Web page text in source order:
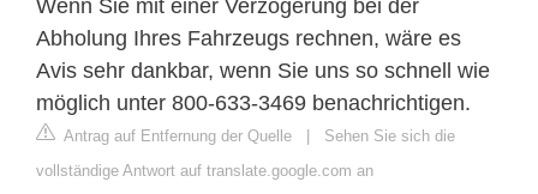
Wenn Sie mit einer Verzögerung bei der
Abholung Ihres Fahrzeugs rechnen, wäre es
Avis sehr dankbar, wenn Sie uns so schnell wie
möglich unter 800-633-3469 benachrichtigen.
Antrag auf Entfernung der Quelle
Sehen Sie sich die
vollständige Antwort auf translate.google.com an